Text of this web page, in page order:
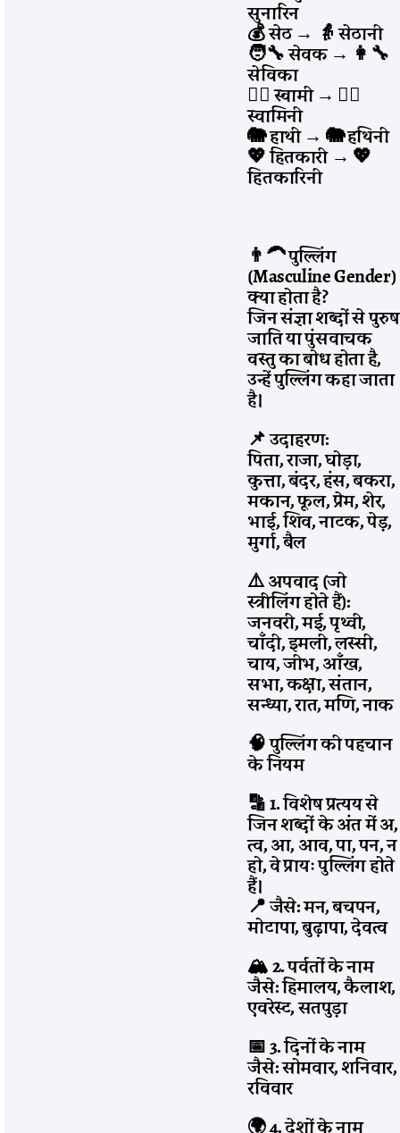
सुनारिन
💰 सेठ→ 👵 सेठानी
🧑‍🔧 सेवक → 👩‍🔧
सेविका
🧘‍♂️ स्वामी→ 🧘‍♀️
स्वामिनी
🐘 हाथी→ 🐘 हथिनी
💖 हितकारी → 💖
हितकारिनी
👨‍🦱 पुल्लिंग
(Masculine Gender)
क्या होता है?
जिन संज्ञा शब्दों से पुरुष
जाति या पुंसवाचक
वस्तु का बोध होता है,
उन्हें पुल्लिंग कहा जाता
है।
📌 उदाहरण:
पिता, राजा, घोड़ा,
कुत्ता, बंदर, हंस, बकरा,
मकान, फूल, प्रेम, शेर,
भाई, शिव, नाटक, पेड़,
मुर्गा, बैल
⚠️ अपवाद (जो
स्त्रीलिंग होते हैं):
जनवरी, मई, पृथ्वी,
चाँदी, इमली, लस्सी,
चाय, जीभ, आँख,
सभा, कक्षा, संतान,
सन्ध्या, रात, मणि, नाक
🧠 पुल्लिंग की पहचान
के नियम
🔡 1. विशेष प्रत्यय से
जिन शब्दों के अंत में अ,
त्व, आ, आव, पा, पन, न
हो, वे प्रायः पुल्लिंग होते
हैं।
📍 जैसे: मन, बचपन,
मोटापा, बुढ़ापा, देवत्व
🏔️ 2. पर्वतों के नाम
जैसे: हिमालय, कैलाश,
एवरेस्ट, सतपुड़ा
📅 3. दिनों के नाम
जैसे: सोमवार, शनिवार,
रविवार
🌍 4. देशों के नाम